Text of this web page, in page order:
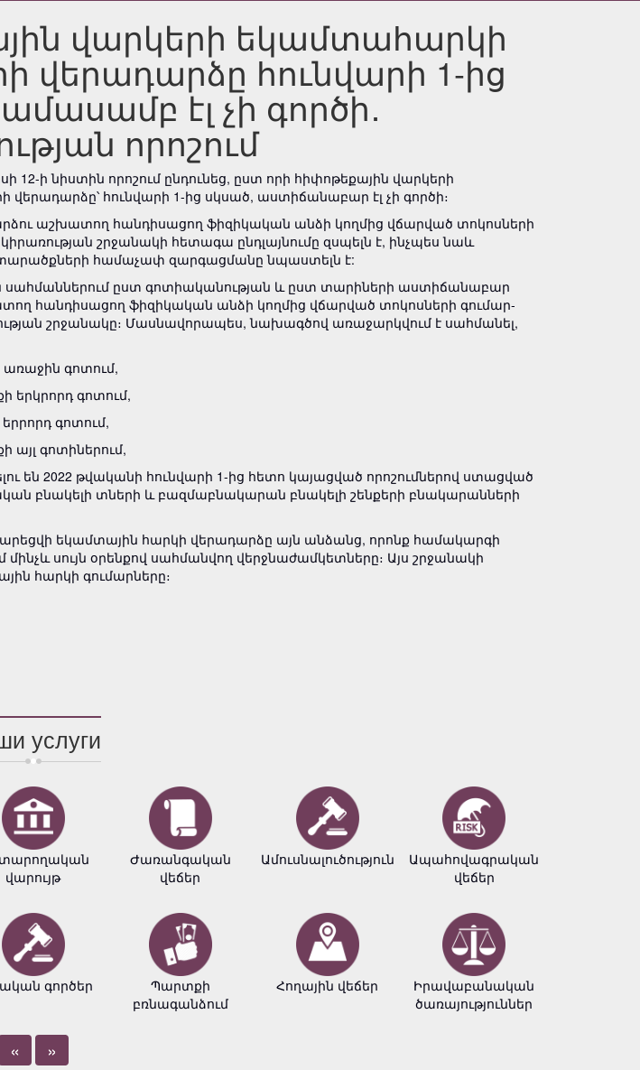
վարկերի եկամտահարկի
վերադարձը հունվարի 1-ից
էլ չի գործի․
որոշում
12-ի նիստին որոշում ընդունեց, ըստ որի հիփոթեքային վարկերի
հունվարի 1-ից սկսած, աստիճանաբար էլ չի գործի։
աշխատող հանդիսացող ֆիզի­կա­­կան անձի կող­մից վճարված տոկոսների
շրջանակի հետագա ընդլայնումը զսպելն է, ինչպես նաև
համաչափ զարգացմանը նպաս­տելն է:
սահմաններում ըստ գոտիա­­­կանության և ըստ տարիների աստիճա­նա­բար
հանդիսացող ֆիզի­կա­­կան անձի կող­մից վճարված տոկոս­ների գումար­­
շրջա­նակը։ Մասնավո­րա­պես, նախագծով առա­ջարկ­վում է սահ­մանել,
առա­ջին գոտում,
երկրորդ գոտում,
գոտում,
այլ գոտիներում,
են 2022 թվականի հունվարի 1-ից հետո կայացված որոշումներով ստաց­ված
բնակելի տների և բազ­մա­բնա­կա­րան բնակելի շենքերի բնակարանների
եկամտային հարկի վերադարձը այն անձանց, որոնք համակարգի
մինչև սույն օրենքով սահմանվող վերջնաժամկետները։ Այս շրջա­նակի
հարկի գումար­ները։
услуги
վարույթ
գործեր
Ժառանգական
վեճեր
Պարտքի
բռնագանձում
Ամուսնալուծություն
Հողային վեճեր
Ապահովագրական
վեճեր
Իրավաբանական
ծառայություններ
« »